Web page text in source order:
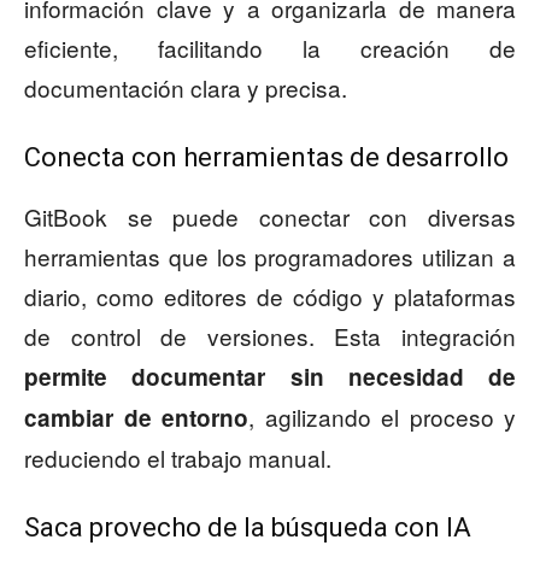
información clave y a organizarla de manera
eficiente, facilitando la creación de
documentación clara y precisa.
Conecta con herramientas de desarrollo
GitBook se puede conectar con diversas
herramientas que los programadores utilizan a
diario, como editores de código y plataformas
de control de versiones. Esta integración
permite documentar sin necesidad de
cambiar de entorno, agilizando el proceso y
reduciendo el trabajo manual.
Saca provecho de la búsqueda con IA